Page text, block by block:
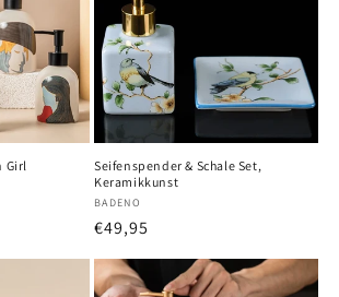
Girl
Seifenspender & Schale Set,
Keramikkunst
Anbieter:
BADENO
Normaler
€49,95